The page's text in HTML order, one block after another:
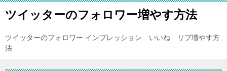
ツイッターのフォロワー増やす方法
ツイッターのフォロワー インプレッション いいね リプ増やす方
法